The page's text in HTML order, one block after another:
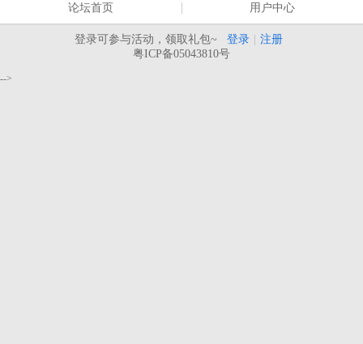
论坛首页 用户中心
登录可参与活动，领取礼包~ 登录
注册
粤ICP备05043810号
-->